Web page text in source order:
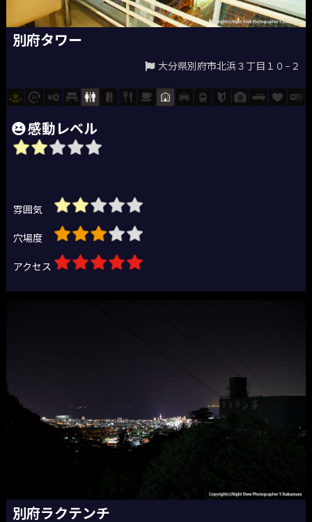
別府タワー
大分県別府市北浜３丁目１０−２
感動レベル
雰囲気
穴場度
アクセス
別府ラクテンチ